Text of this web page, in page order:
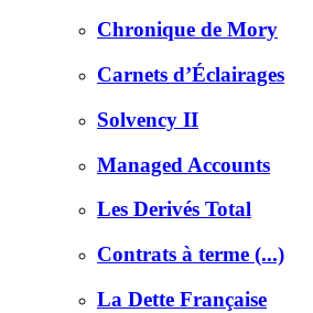
Chronique de Mory
Carnets d’Éclairages
Solvency II
Managed Accounts
Les Derivés Total
Contrats à terme (...)
La Dette Française